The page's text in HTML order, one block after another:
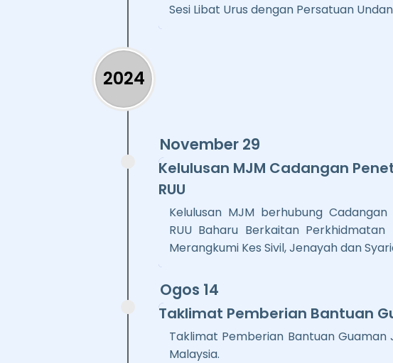
Sesi Libat Urus dengan Persatuan
2024
November 29
Kelulusan MJM Cadangan
RUU
Kelulusan MJM berhubung
RUU Baharu Berkaitan
Merangkumi Kes Sivil, Jenayah dan
Ogos 14
Taklimat Pemberian Bantuan
Taklimat Pemberian Bantuan
Malaysia.